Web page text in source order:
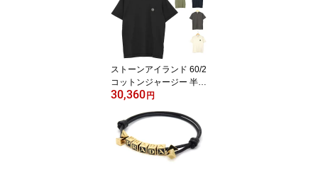
ストーンアイランド 60/2
コットンジャージー 半袖
Tシャツ メンズ 春/夏/秋
ステッチ 全7色 M/L/XLサ
イズ スリムフィット L1S
152100027 S0013 【並
行輸入品】
30,360円